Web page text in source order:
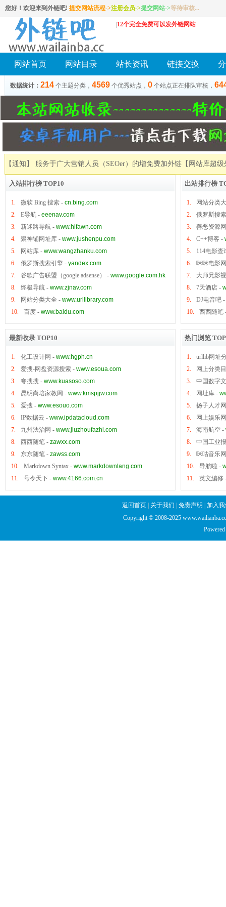
您好！欢迎来到外链吧! 提交网站流程->注册会员->提交网站->等待审核...
12个完全免费可以发外链网站
网站首页 网站目录 站长资讯 链接交换
数据统计： 214 个主题分类， 4569 个优秀站点， 0 个站点正在排队审核，
【通知】 服务于广大营销人员（SEOer）的增免费加外链 【网站库超
入站排行榜 TOP10
1. 微软 Bing 搜索 - cn.bing.com
2.
E导航 - eeenav.com
3.
新迷路导航 - www.hifawn.com
4.
聚神铺网址库 - www.jushenpu.com
5.
网站库 - www.wangzhanku.com
6.
俄罗斯搜索引擎 - yandex.com
7.
谷歌广告联盟（google adsense） - www.google.com.hk
8.
终极导航 - www.zjnav.com
9.
网站分类大全 - www.urllibrary.com
10.
百度 - www.baidu.com
出站排行榜
1.
网站分类
2.
俄罗斯搜
3.
善恶资源网
4.
C++博客 -
5.
114电影查
6.
咪咪电影网
7.
大师兄影视
8.
7天酒店 -
9.
DJ电音吧 -
10.
西西随笔
最新收录 TOP10
1. 化工设计网 - www.hgph.cn
2.
爱搜-网盘资源搜索 - www.esoua.com
3.
夸搜搜 - www.kuasoso.com
4.
昆明尚培家教网 - www.kmspjjw.com
5.
爱搜 - www.esouo.com
6.
IP数据云 - www.ipdatacloud.com
7.
九州法治网 - www.jiuzhoufazhi.com
8.
西西随笔 - zawxx.com
9.
东东随笔 - zawss.com
10.
Markdown Syntax - www.markdownlang.com
11.
号令天下 - www.4166.com.cn
热门浏览
1.
urllib网址
2.
网上分类
3.
中国数字
4.
网址库 -
5.
扬子人才网
6.
网上娱乐网
7.
海南航空 -
8.
中国工业报
9.
咪咕音乐网
10.
导航啦 -
11.
英文編修
返回首页 关于我们 免责声明
加入
Copyright © 2008-2025